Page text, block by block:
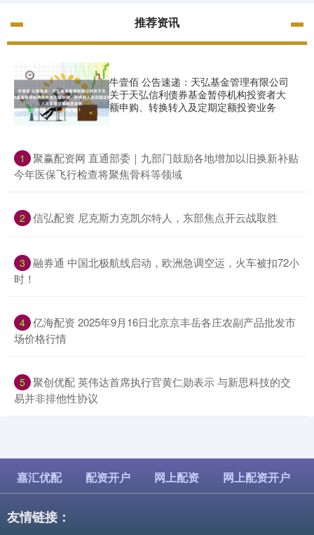
推荐资讯
牛壹佰 公告速递：天弘基金管理有限公司
关于天弘信利债券基金暂停机构投资者大
额申购、转换转入及定期定额投资业务
1
​聚赢配资网 直通部委｜九部门鼓励各地增加以旧换新补贴
今年医保飞行检查将聚焦骨科等领域
2 ​信弘配资 尼克斯力克凯尔特人，东部焦点开云战取胜
3 ​融券通 中国北极航线启动，欧洲急调空运，火车被扣72小
时！
4 ​亿海配资 2025年9月16日北京京丰岳各庄农副产品批发市
场价格行情
5 ​聚创优配 英伟达首席执行官黄仁勋表示 与新思科技的交
易并非排他性协议
嘉汇优配 配资开户 网上配资 网上配资开户
友情链接：